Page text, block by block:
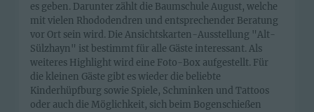
es geben. Darunter zählt die Baumschule August, welche
mit vielen Rhododendren und entsprechender Beratung
vor Ort sein wird. Die Ansichtskarten-Ausstellung "Alt-
Sülzhayn" ist bestimmt für alle Gäste interessant. Als
weiteres Highlight wird eine Foto-Box aufgestellt. Für
die kleinen Gäste gibt es wieder die beliebte
Kinderhüpfburg sowie Spiele, Schminken und Tattoos
oder auch die Möglichkeit, sich beim Bogenschießen